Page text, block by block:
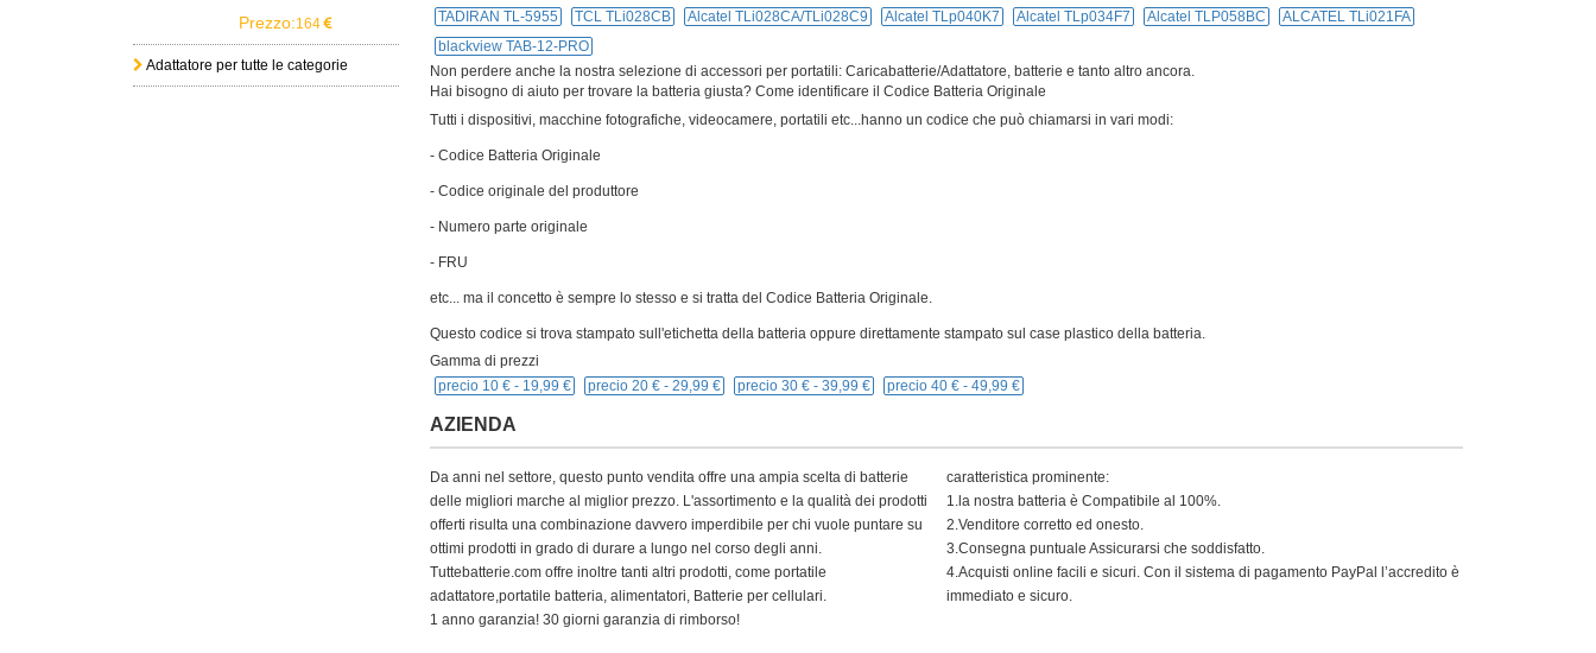
TADIRAN TL-5955 TCL TLi028CB Alcatel TLi028CA/TLi028C9 Alcatel TLp040K7 Alcatel TLp034F7 Alcatel TLP058BC
ALCATEL TLi021FA
blackview TAB-12-PRO
Non perdere anche la nostra selezione di accessori per portatili: Caricabatterie/Adattatore, batterie e tanto altro ancora.
Hai bisogno di aiuto per trovare la batteria giusta? Come identificare il Codice Batteria Originale
Tutti i dispositivi, macchine fotografiche, videocamere, portatili etc...hanno un codice che può chiamarsi in vari modi:
- Codice Batteria Originale
- Codice originale del produttore
- Numero parte originale
- FRU
etc... ma il concetto è sempre lo stesso e si tratta del Codice Batteria Originale.
Questo codice si trova stampato sull'etichetta della batteria oppure direttamente stampato sul case plastico della batteria.
Gamma di prezzi
precio 10 € - 19,99 € precio 20 € - 29,99 € precio 30 € - 39,99 € precio 40 € - 49,99 €
AZIENDA
Da anni nel settore, questo punto vendita offre una ampia scelta di batterie
delle migliori marche al miglior prezzo. L'assortimento e la qualità dei prodotti
offerti risulta una combinazione davvero imperdibile per chi vuole puntare su
ottimi prodotti in grado di durare a lungo nel corso degli anni.
Tuttebatterie.com offre inoltre tanti altri prodotti, come portatile
adattatore,portatile batteria, alimentatori, Batterie per cellulari.
1 anno garanzia! 30 giorni garanzia di rimborso!
caratteristica prominente:
1.la nostra batteria è Compatibile al 100%.
2.Venditore corretto ed onesto.
3.Consegna puntuale Assicurarsi che soddisfatto.
4.Acquisti online facili e sicuri. Con il sistema di pagamento PayPal l’accredito è
immediato e sicuro.
Prezzo:164
Adattatore per tutte le categorie